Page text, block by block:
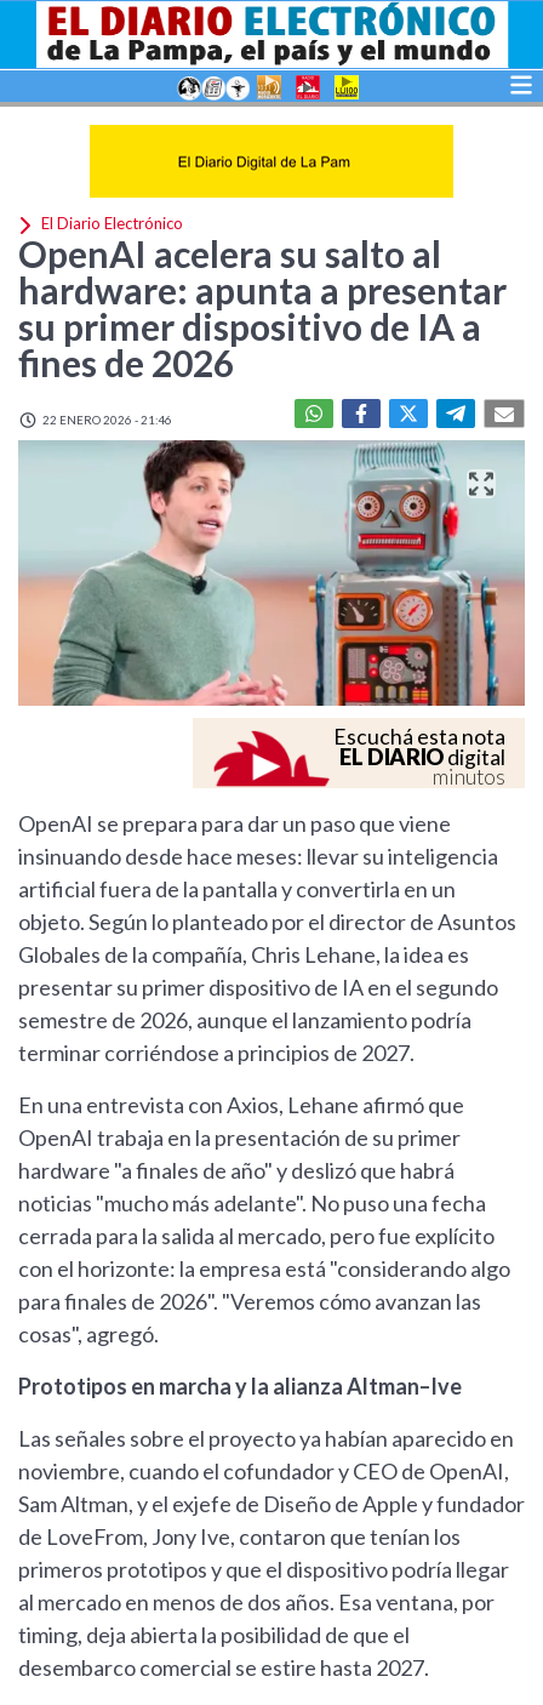
El Diario Electrónico
OpenAI acelera su salto al
hardware: apunta a presentar
su primer dispositivo de IA a
fines de 2026
22 ENERO 2026 - 21:46
Escuchá esta nota
EL DIARIOdigital
minutos
OpenAI se prepara para dar un paso que viene
insinuando desde hace meses: llevar su inteligencia
artificial fuera de la pantalla y convertirla en un
objeto. Según lo planteado por el director de Asuntos
Globales de la compañía, Chris Lehane, la idea es
presentar su primer dispositivo de IA en el segundo
semestre de 2026, aunque el lanzamiento podría
terminar corriéndose a principios de 2027.
En una entrevista con Axios, Lehane afirmó que
OpenAI trabaja en la presentación de su primer
hardware "a finales de año" y deslizó que habrá
noticias "mucho más adelante". No puso una fecha
cerrada para la salida al mercado, pero fue explícito
con el horizonte: la empresa está "considerando algo
para finales de 2026". "Veremos cómo avanzan las
cosas", agregó.
Prototipos en marcha y la alianza Altman–Ive
Las señales sobre el proyecto ya habían aparecido en
noviembre, cuando el cofundador y CEO de OpenAI,
Sam Altman, y el exjefe de Diseño de Apple y fundador
de LoveFrom, Jony Ive, contaron que tenían los
primeros prototipos y que el dispositivo podría llegar
al mercado en menos de dos años. Esa ventana, por
timing, deja abierta la posibilidad de que el
desembarco comercial se estire hasta 2027.